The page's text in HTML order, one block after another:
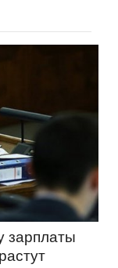
зарплаты